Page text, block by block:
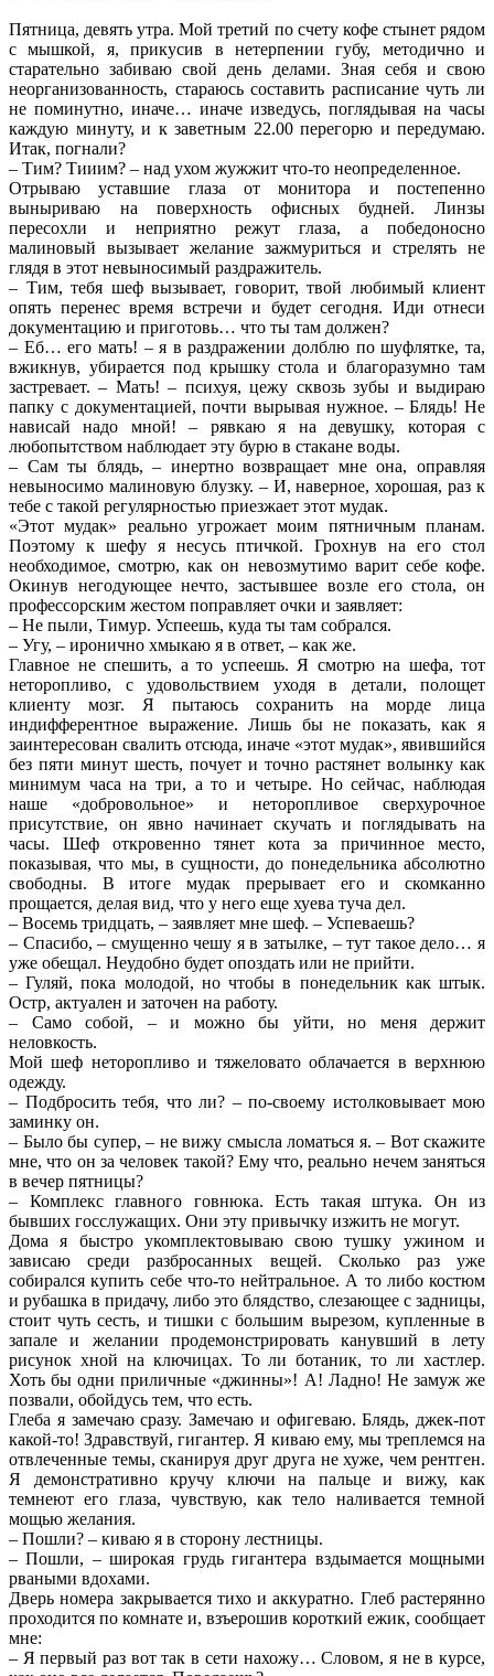
Пятница, девять утра. Мой третий по счету кофе стынет рядом
с мышкой, я, прикусив в нетерпении губу, методично и
старательно забиваю свой день делами. Зная себя и свою
неорганизованность, стараюсь составить расписание чуть ли
не поминутно, иначе… иначе изведусь, поглядывая на часы
каждую минуту, и к заветным 22.00 перегорю и передумаю.
Итак, погнали?
– Тим? Тииим? – над ухом жужжит что-то неопределенное.
Отрываю уставшие глаза от монитора и постепенно
выныриваю на поверхность офисных будней. Линзы
пересохли и неприятно режут глаза, а победоносно
малиновый вызывает желание зажмуриться и стрелять не
глядя в этот невыносимый раздражитель.
– Тим, тебя шеф вызывает, говорит, твой любимый клиент
опять перенес время встречи и будет сегодня. Иди отнеси
документацию и приготовь… что ты там должен?
– Еб… его мать! – я в раздражении долблю по шуфлятке, та,
вжикнув, убирается под крышку стола и благоразумно там
застревает. – Мать! – психуя, цежу сквозь зубы и выдираю
папку с документацией, почти вырывая нужное. – Блядь! Не
нависай надо мной! – рявкаю я на девушку, которая с
любопытством наблюдает эту бурю в стакане воды.
– Сам ты блядь, – инертно возвращает мне она, оправляя
невыносимо малиновую блузку. – И, наверное, хорошая, раз к
тебе с такой регулярностью приезжает этот мудак.
«Этот мудак» реально угрожает моим пятничным планам.
Поэтому к шефу я несусь птичкой. Грохнув на его стол
необходимое, смотрю, как он невозмутимо варит себе кофе.
Окинув негодующее нечто, застывшее возле его стола, он
профессорским жестом поправляет очки и заявляет:
– Не пыли, Тимур. Успеешь, куда ты там собрался.
– Угу, – иронично хмыкаю я в ответ, – как же.
Главное не спешить, а то успеешь. Я смотрю на шефа, тот
неторопливо, с удовольствием уходя в детали, полощет
клиенту мозг. Я пытаюсь сохранить на морде лица
индифферентное выражение. Лишь бы не показать, как я
заинтересован свалить отсюда, иначе «этот мудак», явившийся
без пяти минут шесть, почует и точно растянет волынку как
минимум часа на три, а то и четыре. Но сейчас, наблюдая
наше «добровольное» и неторопливое сверхурочное
присутствие, он явно начинает скучать и поглядывать на
часы. Шеф откровенно тянет кота за причинное место,
показывая, что мы, в сущности, до понедельника абсолютно
свободны. В итоге мудак прерывает его и скомканно
прощается, делая вид, что у него еще хуева туча дел.
– Восемь тридцать, – заявляет мне шеф. – Успеваешь?
– Спасибо, – смущенно чешу я в затылке, – тут такое дело… я
уже обещал. Неудобно будет опоздать или не прийти.
– Гуляй, пока молодой, но чтобы в понедельник как штык.
Остр, актуален и заточен на работу.
– Само собой, – и можно бы уйти, но меня держит
неловкость.
Мой шеф неторопливо и тяжеловато облачается в верхнюю
одежду.
– Подбросить тебя, что ли? – по-своему истолковывает мою
заминку он.
– Было бы супер, – не вижу смысла ломаться я. – Вот скажите
мне, что он за человек такой? Ему что, реально нечем заняться
в вечер пятницы?
– Комплекс главного говнюка. Есть такая штука. Он из
бывших госслужащих. Они эту привычку изжить не могут.
Дома я быстро укомплектовываю свою тушку ужином и
зависаю среди разбросанных вещей. Сколько раз уже
собирался купить себе что-то нейтральное. А то либо костюм
и рубашка в придачу, либо это блядство, слезающее с задницы,
стоит чуть сесть, и тишки с большим вырезом, купленные в
запале и желании продемонстрировать канувший в лету
рисунок хной на ключицах. То ли ботаник, то ли хастлер.
Хоть бы одни приличные «джинны»! А! Ладно! Не замуж же
позвали, обойдусь тем, что есть.
Глеба я замечаю сразу. Замечаю и офигеваю. Блядь, джек-пот
какой-то! Здравствуй, гигантер. Я киваю ему, мы треплемся на
отвлеченные темы, сканируя друг друга не хуже, чем рентген.
Я демонстративно кручу ключи на пальце и вижу, как
темнеют его глаза, чувствую, как тело наливается темной
мощью желания.
– Пошли? – киваю я в сторону лестницы.
– Пошли, – широкая грудь гигантера вздымается мощными
рваными вдохами.
Дверь номера закрывается тихо и аккуратно. Глеб растерянно
проходится по комнате и, взъерошив короткий ежик, сообщает
мне:
– Я первый раз вот так в сети нахожу… Словом, я не в курсе,